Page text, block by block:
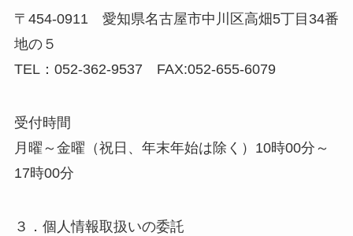
〒454-0911 愛知県名古屋市中川区高畑5丁目34番
地の５
TEL：052-362-9537 FAX:052-655-6079
受付時間
月曜～金曜（祝日、年末年始は除く）10時00分～
17時00分
３．個人情報取扱いの委託